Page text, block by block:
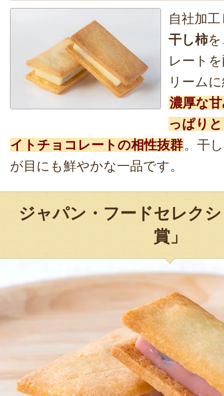
自社加
干し柿
レート
リーム
濃厚な
っぱり
イトチョコレートの相性抜群。干
が目にも鮮やかな一品です。
ジャパン・フードセレク
賞」